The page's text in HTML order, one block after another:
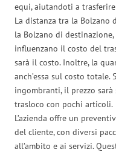
equi, aiutandoti a
La distanza tra la Bolzano
la Bolzano di
influenzano il costo del
sarà il costo. Inoltre, la
anch’essa sul costo
ingombranti, il prezzo
trasloco con pochi articoli.
L’azienda offre un
del cliente, con diversi
all’ambito e ai servizi.